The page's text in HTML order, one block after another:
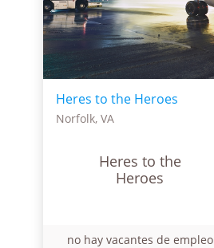
Heres to the Heroes
Norfolk, VA
Heres to the
Heroes
no hay vacantes de empleo